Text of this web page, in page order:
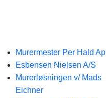
Murermester Per Hald
Esbensen Nielsen A/S
Murerløsningen v/ Mads
Eichner